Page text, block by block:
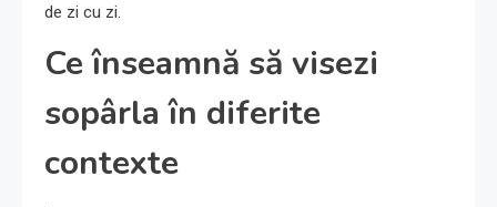
de zi cu zi.
Ce înseamnă să visezi
sopârla în diferite
contexte